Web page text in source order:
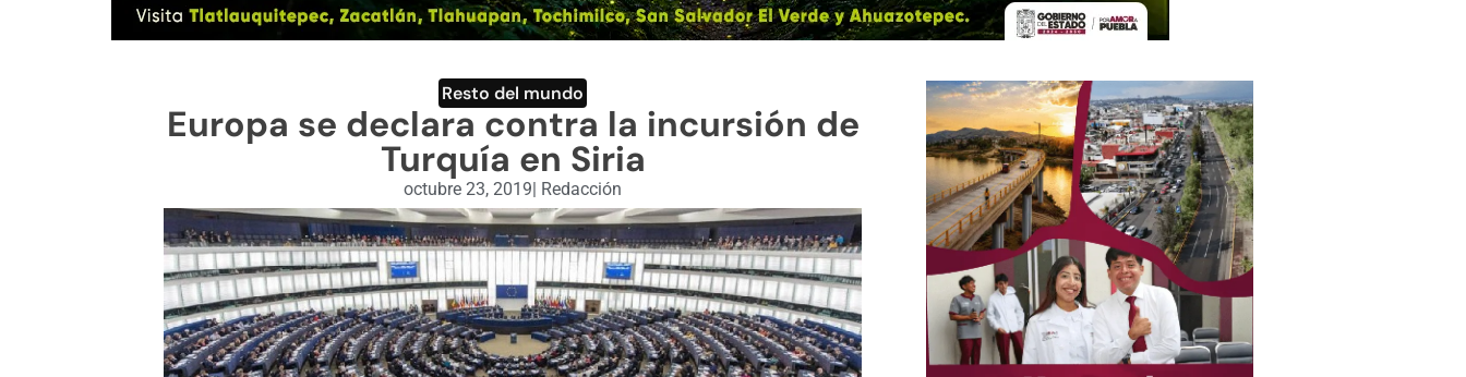
Resto del mundo
Europa se declara contra la incursión de
Turquía en Siria
octubre 23, 2019 Redacción